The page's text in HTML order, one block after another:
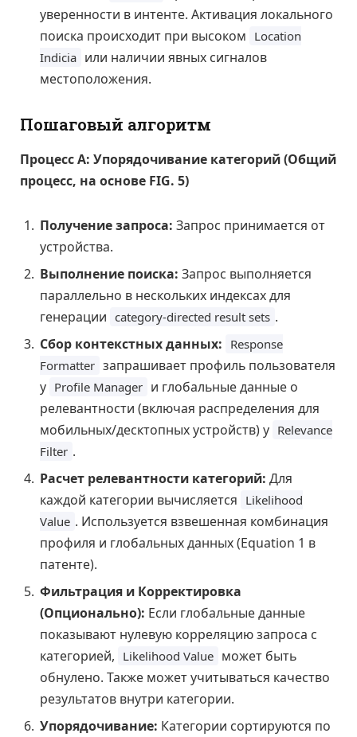
уверенности в интенте. Активация локального
поиска происходит при высоком Location
Indicia или наличии явных сигналов
местоположения.
Пошаговый алгоритм
Процесс А: Упорядочивание категорий (Общий
процесс, на основе FIG. 5)
Получение запроса: Запрос принимается от
устройства.
Выполнение поиска: Запрос выполняется
параллельно в нескольких индексах для
генерации category-directed result sets .
Сбор контекстных данных: Response
Formatter запрашивает профиль пользователя
у Profile Manager и глобальные данные о
релевантности (включая распределения для
мобильных/десктопных устройств) у Relevance
Filter .
Расчет релевантности категорий: Для
каждой категории вычисляется Likelihood
Value . Используется взвешенная комбинация
профиля и глобальных данных (Equation 1 в
патенте).
Фильтрация и Корректировка
(Опционально): Если глобальные данные
показывают нулевую корреляцию запроса с
категорией, Likelihood Value может быть
обнулено. Также может учитываться качество
результатов внутри категории.
Упорядочивание: Категории сортируются по